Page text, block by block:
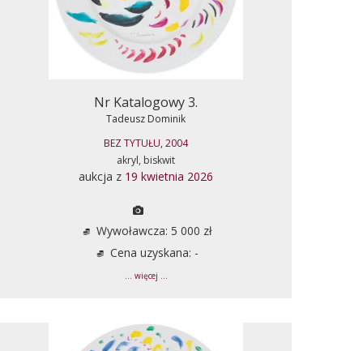
Nr Katalogowy 3.
Tadeusz Dominik
BEZ TYTUŁU, 2004
akryl, biskwit
aukcja z 19 kwietnia 2026
Wywoławcza: 5 000 zł
Cena uzyskana: -
... więcej ...